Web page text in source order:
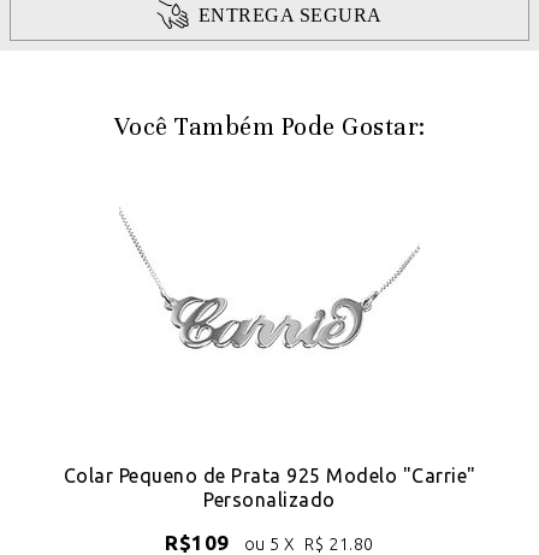
ENTREGA SEGURA
Você Também Pode Gostar:
Colar Pequeno de Prata 925 Modelo "Carrie"
Personalizado
R$109 ou 5 X R$ 21.80